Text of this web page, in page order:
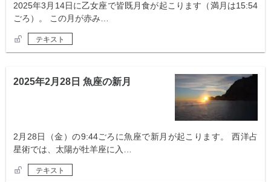
2025年3月14日に乙女座で皆既月食が起こります（満月は15:54
ごろ）。 この月が赤み…
テキスト
2025年2月28日 魚座の新月
2月28日（金）の9:44ごろに魚座で新月が起こります。 西洋占
星術では、太陽が牡羊座に入…
テキスト